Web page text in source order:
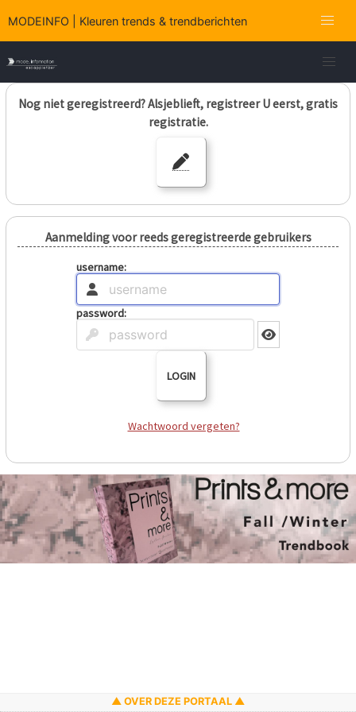
MODEINFO | Kleuren trends & trendberichten
Nog niet geregistreerd? Alsjeblieft, registreer U eerst, gratis
registratie.
Aanmelding voor reeds geregistreerde gebruikers
username:
password:
LOGIN
Wachtwoord vergeten?
OVER DEZE PORTAAL